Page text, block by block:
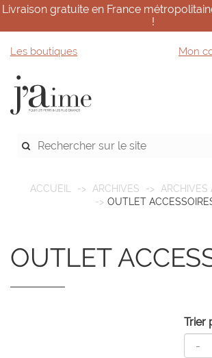
Livraison gratuite en France
!
Les boutiques Mon
ACCUEIL ARCHIVES
ARCHIVES
OUTLET
OUTLET
Trier